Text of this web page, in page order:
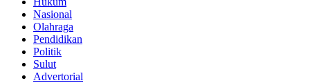
Nasional
Olahraga
Pendidikan
Politik
Sulut
Advertorial